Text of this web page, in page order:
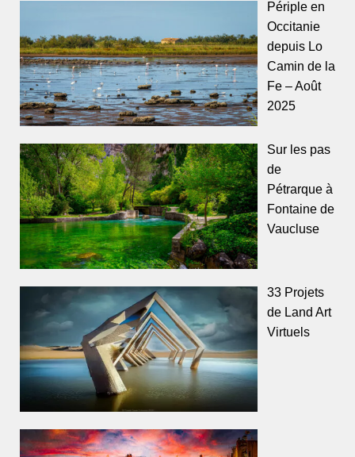
Périple en
Occitanie
depuis Lo
Camin de la
Fe – Août
2025
Sur les pas
de
Pétrarque à
Fontaine de
Vaucluse
33 Projets
de Land Art
Virtuels